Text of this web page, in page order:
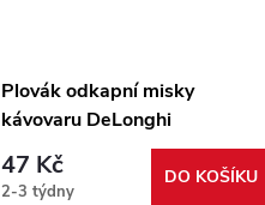
Plovák odkapní misky
kávovaru DeLonghi
5513201319
47 Kč
2-3 týdny
DO KOŠÍKU